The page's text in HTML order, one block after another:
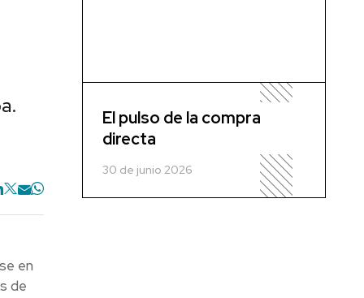
en
de
El pulso de la compra
directa
30 de junio 2026